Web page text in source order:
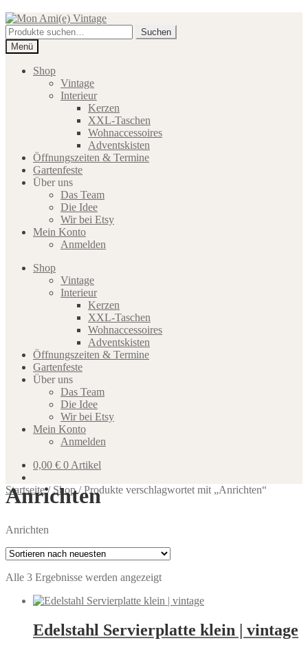
Zur
Navigation
springen
Zum
Inhalt
springen
Suche
nach:
Suchen
Menü
Shop
Vintage
Interieur
Kerzen
XXL-Taschen
Wohnaccessoires
Adventskisten
Öffnungszeiten & Termine
Gartenfeste
Über uns
Das Team
Die Idee
Wir bei Etsy
Mein Konto
Anmelden
Shop
Vintage
Interieur
Kerzen
XXL-Taschen
Wohnaccessoires
Adventskisten
Öffnungszeiten & Termine
Gartenfeste
Über uns
Das Team
Die Idee
Wir bei Etsy
Mein Konto
Anmelden
0,00 € 0 Artikel
Startseite/ Shop/Produkte verschlagwortet mit „Anrichten“
Anrichten
Anrichten
Alle 3 Ergebnisse werden angezeigtNach
sortiert
Edelstahl Servierplatte klein | vintage